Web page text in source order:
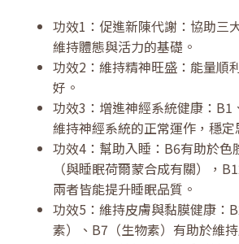
功效1：促進新陳代謝：協助三
維持體態與活力的基礎。
功效2：維持精神旺盛：能量順
好。
功效3：增進神經系統健康：B1
維持神經系統的正常運作，穩定
功效4：幫助入睡：B6有助於色
（與睡眠荷爾蒙合成有關），
兩者皆能提升睡眠品質。
功效5：維持皮膚與黏膜健康：
素）、B7（生物素）有助於維